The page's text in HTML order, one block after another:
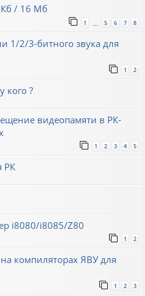
/ 16 Мб
1 5 6 7 8
1/2/3-битного звука для
1 2
кого ?
видеопамяти в РК-
1 2 3 4 5
РК
i8080/i8085/Z80
1 2
компиляторах ЯВУ для
1 2 3